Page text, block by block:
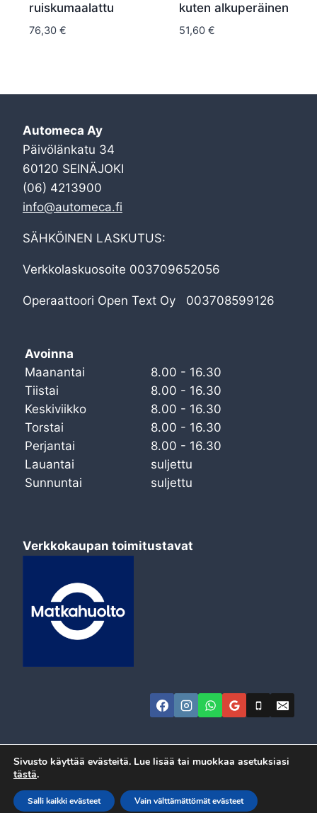
ruiskumaalattu
76,30 €
kuten alkuperäinen
51,60 €
Automeca Ay
Päivölänkatu 34
60120 SEINÄJOKI
(06) 4213900
info@automeca.fi
SÄHKÖINEN LASKUTUS:
Verkkolaskuosoite 003709652056
Operaattoori Open Text Oy 003708599126
Avoinna
Maanantai
8.00 - 16.30
Tiistai
8.00 - 16.30
Keskiviikko
8.00 - 16.30
Torstai
8.00 - 16.30
Perjantai
8.00 - 16.30
Lauantai
suljettu
Sunnuntai
suljettu
Verkkokaupan toimitustavat
Sivusto käyttää evästeitä. Lue lisää tai muokkaa asetuksiasi
tästä.
Salli kaikki evästeet Vain välttämättömät evästeet